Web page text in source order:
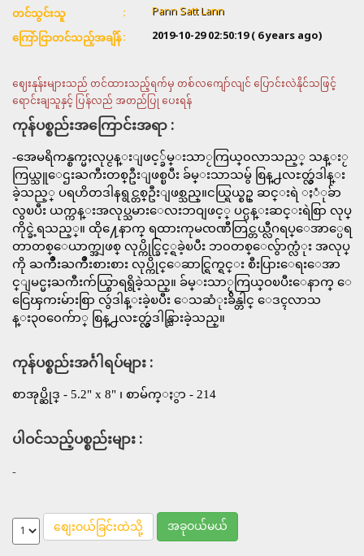
တင်သွင်းသူ Pann Satt Lann
ကြော်ငြာတင်သည့်အချိန် 2019-10-29 02:50:19( 6 years ago)
ဈေးနုန်းများသည် တင်ထားသည့်ရက်မှ တစ်လကျော်လျင် ပြောင်းလဲနိုင်သဖြင့်
ရောင်းချသူနှင့် ပြန်လည် အတည်ပြု ပေးရန်
ကုန်ပစ္စည်းအကြောင်းအရာ :
-အေမရိကန္စက္မႈလုပ္ငန္းျဖင့္ခ်မ္းသာႂကြယ္၀လာသည့္ သန္းႂ
ကြယ္သူေဌးႀကီးတစ္ဦးျဖစ္ၿပီး ခ်မ္းသာသမွ် စြန္႕လႊတ္လွဴဒါန္း
ခဲ့သည့္ ပရဟိတဒါနရွင္တစ္ဦးျဖစ္သည္။ငယ္ရြယ္စဥ္ ဆင္းရဲ ႏံုခ်ာ
လွၿပီး ယက္ကန္းအလုပ္သမားေလးဘဝျဖင့္ ပင္ပန္းဆင္းရဲစြာ လုပ္
ကိုင္ခဲ့ရသည့္။ ထို႔ေနာက္ ရထားကုမၸဏီတြင္တယ္လီဂရပ္ေအာ္ပေရ
တာတစ္ေယာက္အျဖစ္ လုပ္ကိုင္ခြင့္ရခဲ့ၿပီး ဘ၀တစ္ေလွ်ာက္လံုး အလုပ္
ကို ႀကိဳးႀကိဳးစားစား လုပ္ကိုင္ေဆာင္ရြက္ရင္း စီးပြားေရးေအာ
င္ျမင္မႈႀကီးက်ယ္စြာရရွိခဲ့သည္။ ခ်မ္းသာႂကြယ္ဝၿပီးေနာက္ ေ
ငြေၾကးမ်ားစြာ လွဴဒါန္းခဲ့ၿပီး ေသဆံုးခ်ိန္တါင္ ေဒၚလာသ
န္း၃၀၀ေက်ာ္ စြန္႕လႊတ္လွဴဒါန္သြားခဲ့သည္။
ကုန်ပစ္စည်းအင်္ဂါရပ်များ :
စာအုပ္ဆိုဒ္ - 5.2" x 8" ၊ စာမ်က္ႏွာ - 214
ပါဝင်သည့်ပစ္စည်းများ :
-
စျေးဝယ်ခြင်းထဲသို့ အခုဝယ်မယ်